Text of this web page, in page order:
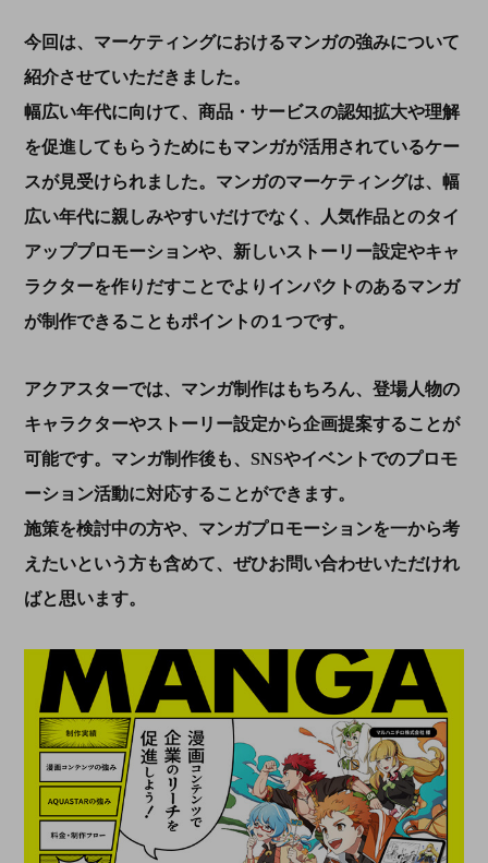
今回は、マーケティングにおけるマンガの強みについて
紹介させていただきました。
幅広い年代に向けて、商品・サービスの認知拡大や理解
を促進してもらうためにもマンガが活用されているケー
スが見受けられました。マンガのマーケティングは、幅
広い年代に親しみやすいだけでなく、人気作品とのタイ
アッププロモーションや、新しいストーリー設定やキャ
ラクターを作りだすことでよりインパクトのあるマンガ
が制作できることもポイントの１つです。
アクアスターでは、マンガ制作はもちろん、登場人物の
キャラクターやストーリー設定から企画提案することが
可能です。マンガ制作後も、SNSやイベントでのプロモ
ーション活動に対応することができます。
施策を検討中の方や、マンガプロモーションを一から考
えたいという方も含めて、ぜひお問い合わせいただけれ
ばと思います。